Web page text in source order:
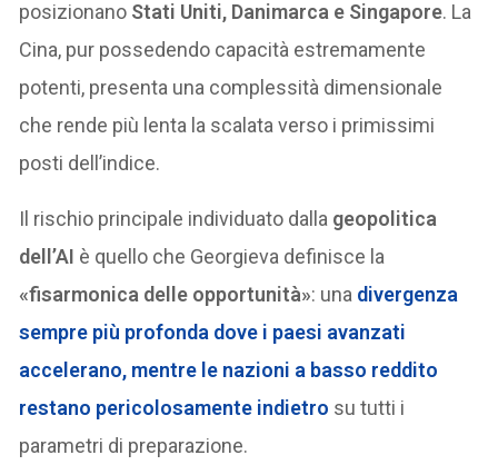
posizionano Stati Uniti, Danimarca e Singapore. La
Cina, pur possedendo capacità estremamente
potenti, presenta una complessità dimensionale
che rende più lenta la scalata verso i primissimi
posti dell’indice.
Il rischio principale individuato dalla geopolitica
dell’AI è quello che Georgieva definisce la
«fisarmonica delle opportunità»: una divergenza
sempre più profonda dove i paesi avanzati
accelerano, mentre le nazioni a basso reddito
restano pericolosamente indietro su tutti i
parametri di preparazione.